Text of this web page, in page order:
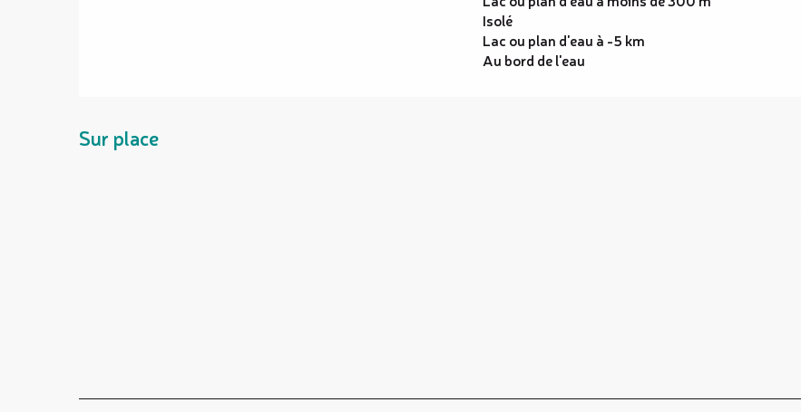
Isolé
Lac ou plan d'eau à -5 km
Au bord de l'eau
Sur place